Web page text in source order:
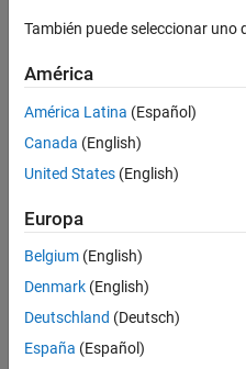
También puede seleccionar uno
América
América Latina (Español)
Canada (English)
United States (English)
Europa
Belgium (English)
Denmark (English)
Deutschland (Deutsch)
España (Español)
Centro de confianza
Política de privacidad
Información de contacto
© 1994-2026 The MathWorks,